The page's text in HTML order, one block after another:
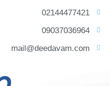
02144477421
09037036964
mail@deedavam.com